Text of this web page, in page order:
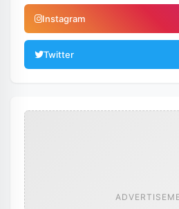
Instagram
Twitter